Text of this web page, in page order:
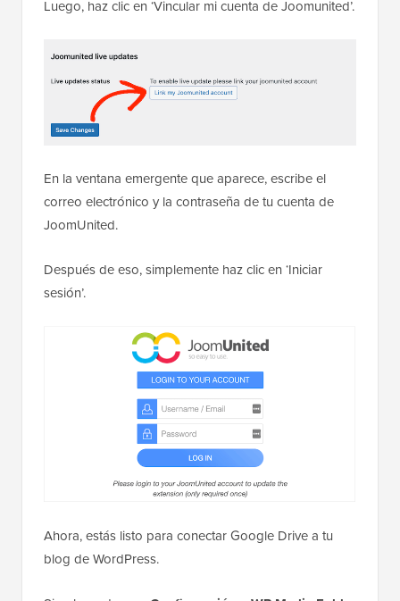
Luego, haz clic en ‘Vincular mi cuenta de Joomunited’.
En la ventana emergente que aparece, escribe el
correo electrónico y la contraseña de tu cuenta de
JoomUnited.
Después de eso, simplemente haz clic en ‘Iniciar
sesión’.
Ahora, estás listo para conectar Google Drive a tu
blog de WordPress.